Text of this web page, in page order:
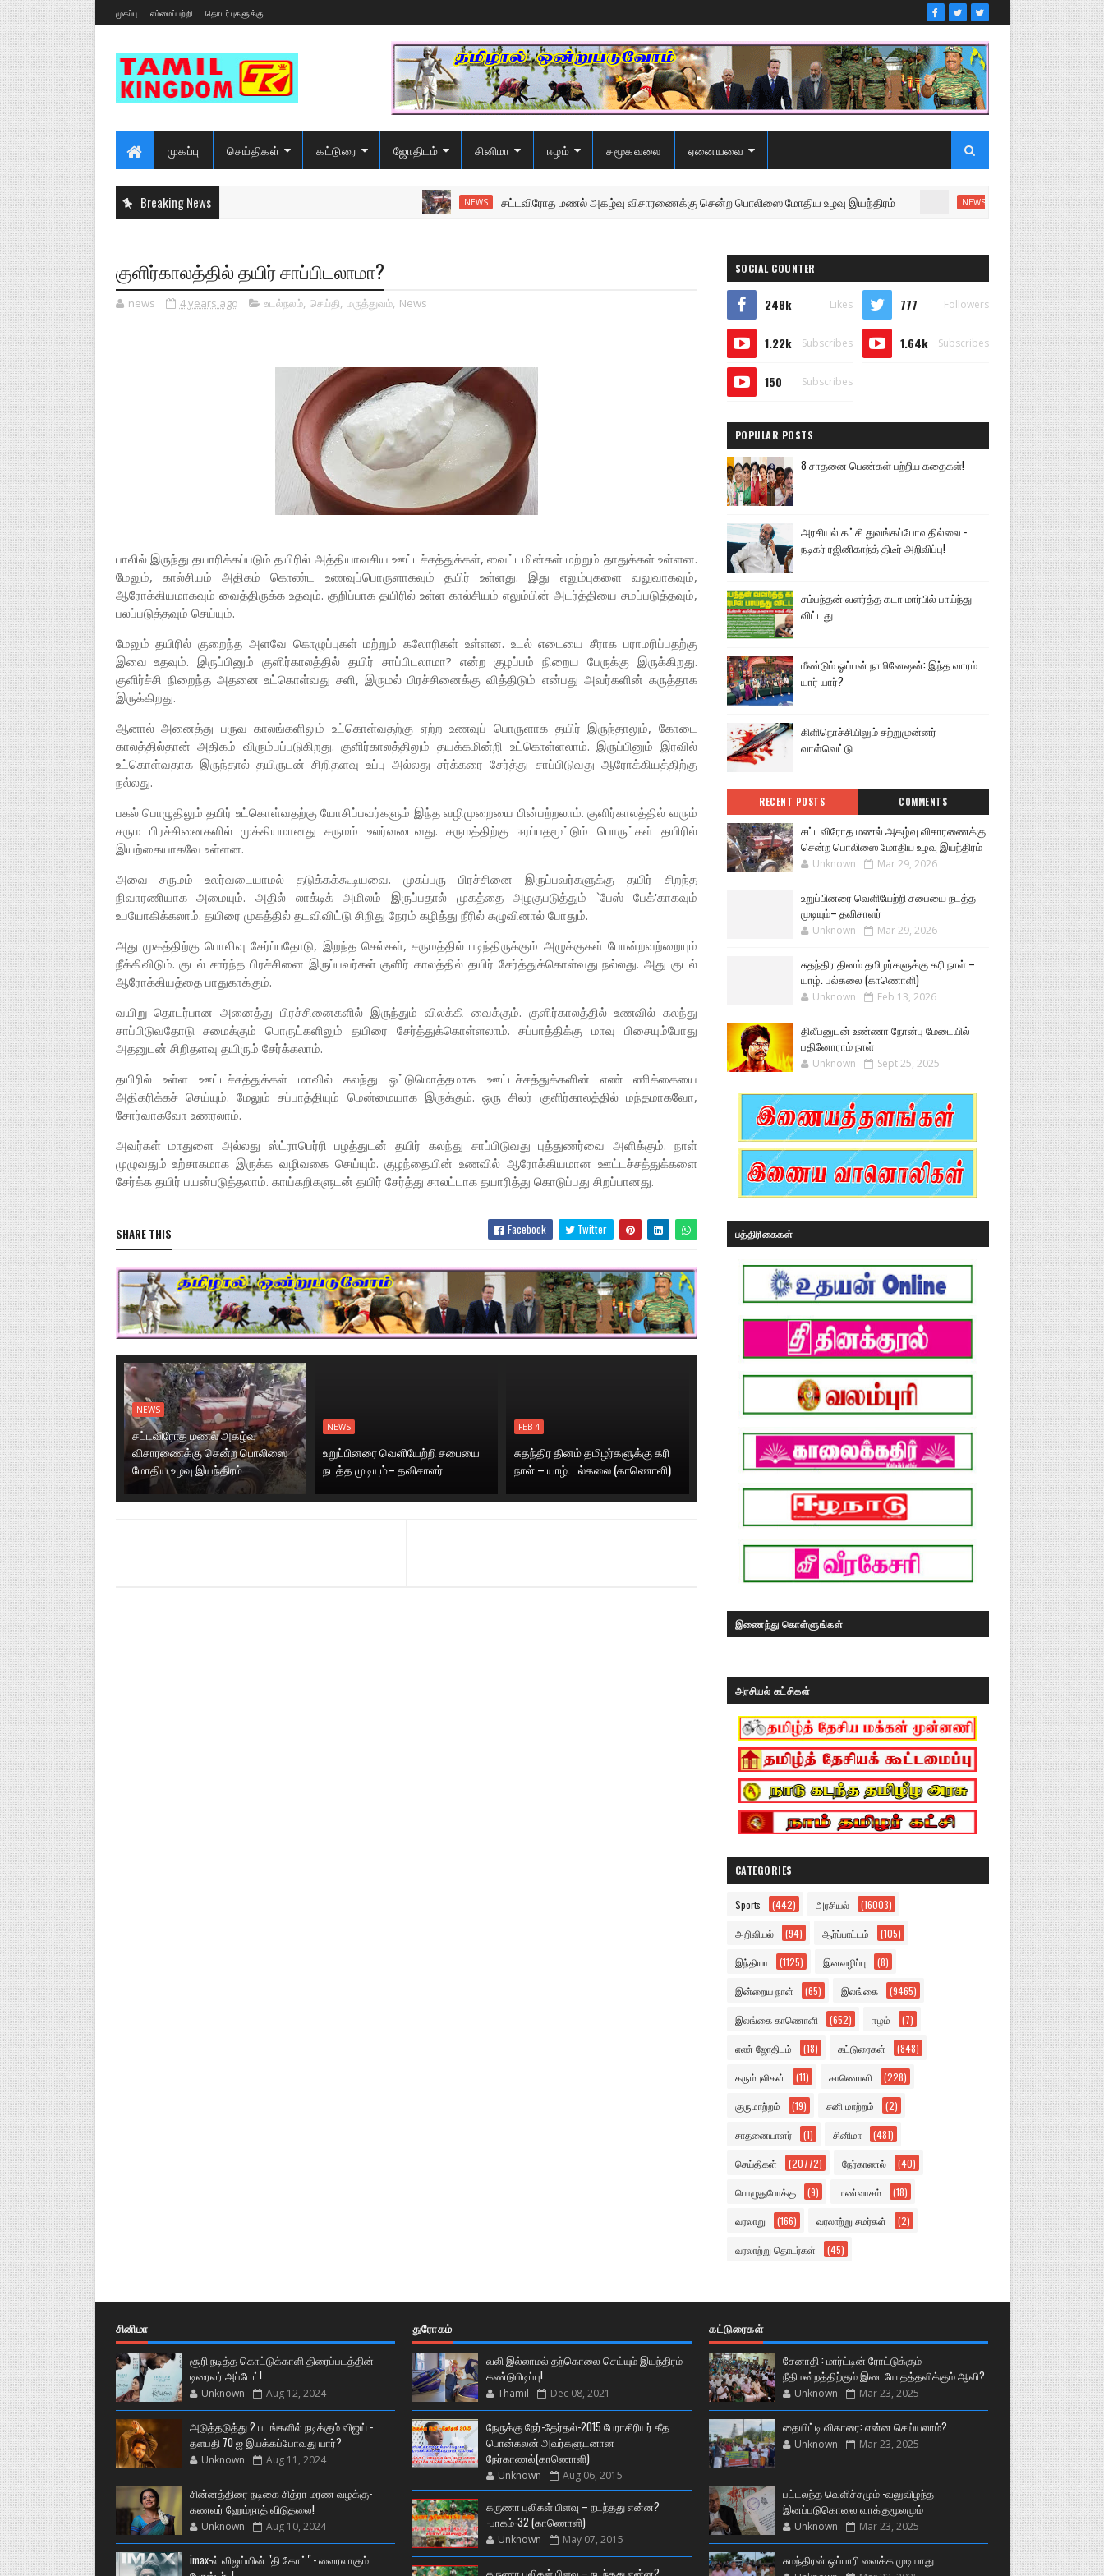
முகப்பு எம்மைப்பற்றி தொடர்புகளுக்கு
முகப்பு செய்திகள் கட்டுரை ஜோதிடம் சினிமா ஈழம் சமூகவலை ஏனையவை
Breaking News NEWS சட்டவிரோத மணல் அகழ்வு விசாரணைக்கு சென்ற பொலிஸை மோதிய உழவு இயந்திரம் உறுப்பினரை வெளியேற்றி
குளிர்காலத்தில் தயிர் சாப்பிடலாமா?
news 4 years ago உடல்நலம், செய்தி, மருத்துவம், News
பாலில் இருந்து தயாரிக்கப்படும் தயிரில் அத்தியாவசிய ஊட்டச்சத்துக்கள், வைட்டமின்கள் மற்றும் தாதுக்கள் உள்ளன.
மேலும், கால்சியம் அதிகம் கொண்ட உணவுப்பொருளாகவும் தயிர் உள்ளது. இது எலும்புகளை வலுவாகவும்,
ஆரோக்கியமாகவும் வைத்திருக்க உதவும். குறிப்பாக தயிரில் உள்ள கால்சியம் எலும்பின் அடர்த்தியை சமப்படுத்தவும்,
பலப்படுத்தவும் செய்யும்.
மேலும் தயிரில் குறைந்த அளவே கொழுப்புகள் மற்றும் கலோரிகள் உள்ளன. உடல் எடையை சீராக பராமரிப்பதற்கு
இவை உதவும். இருப்பினும் குளிர்காலத்தில் தயிர் சாப்பிடலாமா? என்ற குழப்பம் நிறைய பேருக்கு இருக்கிறது.
குளிர்ச்சி நிறைந்த அதனை உட்கொள்வது சளி, இருமல் பிரச்சினைக்கு வித்திடும் என்பது அவர்களின் கருத்தாக
இருக்கிறது.
ஆனால் அனைத்து பருவ காலங்களிலும் உட்கொள்வதற்கு ஏற்ற உணவுப் பொருளாக தயிர் இருந்தாலும், கோடை
காலத்தில்தான் அதிகம் விரும்பப்படுகிறது. குளிர்காலத்திலும் தயக்கமின்றி உட்கொள்ளலாம். இருப்பினும் இரவில்
உட்கொள்வதாக இருந்தால் தயிருடன் சிறிதளவு உப்பு அல்லது சர்க்கரை சேர்த்து சாப்பிடுவது ஆரோக்கியத்திற்கு
நல்லது.
பகல் பொழுதிலும் தயிர் உட்கொள்வதற்கு யோசிப்பவர்களும் இந்த வழிமுறையை பின்பற்றலாம். குளிர்காலத்தில் வரும்
சரும பிரச்சினைகளில் முக்கியமானது சருமம் உலர்வடைவது. சருமத்திற்கு ஈரப்பதமூட்டும் பொருட்கள் தயிரில்
இயற்கையாகவே உள்ளன.
அவை சருமம் உலர்வடையாமல் தடுக்கக்கூடியவை. முகப்பரு பிரச்சினை இருப்பவர்களுக்கு தயிர் சிறந்த
நிவாரணியாக அமையும். அதில் லாக்டிக் அமிலம் இருப்பதால் முகத்தை அழகுபடுத்தும் `பேஸ் பேக்'காகவும்
உபயோகிக்கலாம். தயிரை முகத்தில் தடவிவிட்டு சிறிது நேரம் கழித்து நீரில் கழுவினால் போதும்.
அது முகத்திற்கு பொலிவு சேர்ப்பதோடு, இறந்த செல்கள், சருமத்தில் படிந்திருக்கும் அழுக்குகள் போன்றவற்றையும்
நீக்கிவிடும். குடல் சார்ந்த பிரச்சினை இருப்பவர்கள் குளிர் காலத்தில் தயிர் சேர்த்துக்கொள்வது நல்லது. அது குடல்
ஆரோக்கியத்தை பாதுகாக்கும்.
வயிறு தொடர்பான அனைத்து பிரச்சினைகளில் இருந்தும் விலக்கி வைக்கும். குளிர்காலத்தில் உணவில் கலந்து
சாப்பிடுவதோடு சமைக்கும் பொருட்களிலும் தயிரை சேர்த்துக்கொள்ளலாம். சப்பாத்திக்கு மாவு பிசையும்போது
அதனுடன் சிறிதளவு தயிரும் சேர்க்கலாம்.
தயிரில் உள்ள ஊட்டச்சத்துக்கள் மாவில் கலந்து ஒட்டுமொத்தமாக ஊட்டச்சத்துக்களின் எண் ணிக்கையை
அதிகரிக்கச் செய்யும். மேலும் சப்பாத்தியும் மென்மையாக இருக்கும். ஒரு சிலர் குளிர்காலத்தில் மந்தமாகவோ,
சோர்வாகவோ உணரலாம்.
அவர்கள் மாதுளை அல்லது ஸ்ட்ராபெர்ரி பழத்துடன் தயிர் கலந்து சாப்பிடுவது புத்துணர்வை அளிக்கும். நாள்
முழுவதும் உற்சாகமாக இருக்க வழிவகை செய்யும். குழந்தையின் உணவில் ஆரோக்கியமான ஊட்டச்சத்துக்களை
சேர்க்க தயிர் பயன்படுத்தலாம். காய்கறிகளுடன் தயிர் சேர்த்து சாலட்டாக தயாரித்து கொடுப்பது சிறப்பானது.
SHARE THIS Facebook Twitter
NEWS
சட்டவிரோத மணல் அகழ்வு
விசாரணைக்கு சென்ற பொலிஸை
மோதிய உழவு இயந்திரம்
NEWS
உறுப்பினரை வெளியேற்றி சபையை
நடத்த முடியும்– தவிசாளர்
FEB 4
சுதந்திர தினம் தமிழர்களுக்கு கரி
நாள் – யாழ். பல்கலை (காணொளி)
SOCIAL COUNTER
248k Likes 777 Followers
1.22k Subscribes 1.64k Subscribes
150 Subscribes
POPULAR POSTS
8 சாதனை பெண்கள் பற்றிய கதைகள்!
அரசியல் கட்சி துவங்கப்போவதில்லை -
நடிகர் ரஜினிகாந்த் திடீர் அறிவிப்பு!
சம்பந்தன் வளர்த்த கடா மார்பில் பாய்ந்து
விட்டது
மீண்டும் ஓப்பன் நாமினேஷன்: இந்த வாரம்
யார் யார்?
கிளிநொச்சியிலும் சற்றுமுன்னர்
வாள்வெட்டு
RECENT POSTS COMMENTS
சட்டவிரோத மணல் அகழ்வு விசாரணைக்கு
சென்ற பொலிஸை மோதிய உழவு இயந்திரம்
Unknown Mar 29, 2026
உறுப்பினரை வெளியேற்றி சபையை நடத்த
முடியும்– தவிசாளர்
Unknown Mar 29, 2026
சுதந்திர தினம் தமிழர்களுக்கு கரி நாள் –
யாழ். பல்கலை (காணொளி)
Unknown Feb 13, 2026
திலீபனுடன் உண்ணா நோன்பு மேடையில்
பதினோராம் நாள்
Unknown Sept 25, 2025
பத்திரிகைகள்
இணைந்து கொள்ளுங்கள்
அரசியல் கட்சிகள்
CATEGORIES
Sports (442) அரசியல் (16003)
அறிவியல் (94) ஆர்ப்பாட்டம் (105)
இந்தியா (1125) இனவழிப்பு (8)
இன்றைய நாள் (65) இலங்கை (9465)
இலங்கை காணொளி (652) ஈழம் (7)
எண் ஜோதிடம் (18) கட்டுரைகள் (848)
கரும்புலிகள் (11) காணொளி (228)
குருமாற்றம் (19) சனி மாற்றம் (2)
சாதனையாளர் (1) சினிமா (481)
செய்திகள் (20772) நேர்காணல் (40)
பொழுதுபோக்கு (9) மண்வாசம் (18)
வரலாறு (166) வரலாற்று சமர்கள் (2)
வரலாற்று தொடர்கள் (45)
சினிமா
சூரி நடித்த கொட்டுக்காளி திரைப்படத்தின்
டிரைலர் அப்டேட்!
Unknown Aug 12, 2024
அடுத்தடுத்து 2 படங்களில் நடிக்கும் விஜய் -
தளபதி 70 ஐ இயக்கப்போவது யார்?
Unknown Aug 11, 2024
சின்னத்திரை நடிகை சித்ரா மரண வழக்கு-
கணவர் ஹேம்நாத் விடுதலை!
Unknown Aug 10, 2024
imax-ல் விஜய்யின் "தி கோட்" - வைரலாகும்
துரோகம்
வலி இல்லாமல் தற்கொலை செய்யும் இயந்திரம்
கண்டுபிடிப்பு!
Thamil Dec 08, 2021
நேருக்கு நேர்-தேர்தல்-2015 பேராசிரியர் கீத
பொன்கலன் அவர்களுடனான
நேர்காணல்(காணொளி)
Unknown Aug 06, 2015
கருணா புலிகள் பிளவு – நடந்தது என்ன?
-பாகம்-32 (காணொளி)
Unknown May 07, 2015
கருணா புலிகள் பிளவு – நடந்தது என்ன?
கட்டுரைகள்
சேனாதி : மார்ட்டின் ரோட்டுக்கும்
நீதிமன்றத்திற்கும் இடையே தத்தளிக்கும் ஆவி?
Unknown Mar 23, 2025
தையிட்டி விகாரை: என்ன செய்யலாம்?
Unknown Mar 23, 2025
பட்டலந்த வெளிச்சமும் -வலுவிழந்த
இனப்படுகொலை வாக்குமூலமும்
Unknown Mar 23, 2025
சுமந்திரன் ஒப்பாரி வைக்க முடியாது